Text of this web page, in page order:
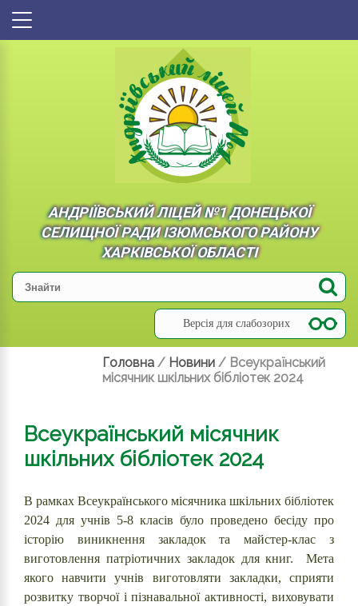
АНДРІЇВСЬКИЙ ЛІЦЕЙ №1 ДОНЕЦЬКОЇ
СЕЛИЩНОЇ РАДИ ІЗЮМСЬКОГО РАЙОНУ
ХАРКІВСЬКОЇ ОБЛАСТІ
Версія для слабозорих
Головна / Новини / Всеукраїнський
місячник шкільних бібліотек 2024
Всеукраїнський місячник
шкільних бібліотек 2024
В рамках Всеукраїнського місячника шкільних бібліотек
2024 для учнів 5-8 класів було проведено бесіду про
історію виникнення закладок та майстер-клас з
виготовлення патріотичних закладок для книг. Мета
якого навчити учнів виготовляти закладки, сприяти
розвитку творчої і пізнавальної активності, виховувати